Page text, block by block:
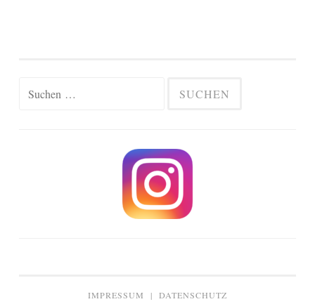
Suchen
IMPRESSUM | DATENSCHUTZ